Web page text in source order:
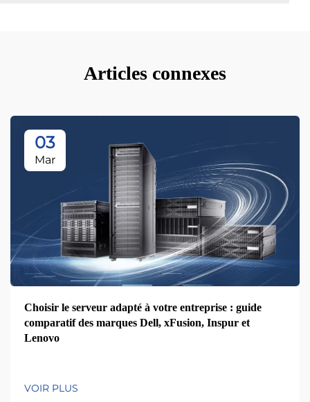
Articles connexes
03
Mar
Choisir le serveur adapté à votre entreprise : guide
comparatif des marques Dell, xFusion, Inspur et
Lenovo
VOIR PLUS